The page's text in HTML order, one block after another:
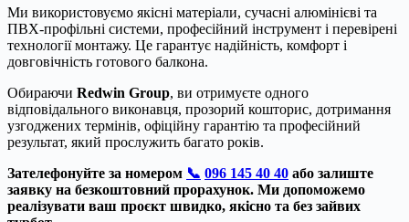
Ми використовуємо якісні матеріали, сучасні алюмінієві та
ПВХ-профільні системи, професійний інструмент і перевірені
технології монтажу. Це гарантує надійність, комфорт і
довговічність готового балкона.
Обираючи Redwin Group, ви отримуєте одного
відповідального виконавця, прозорий кошторис, дотримання
узгоджених термінів, офіційну гарантію та професійний
результат, який прослужить багато років.
Зателефонуйте за номером 📞 096 145 40 40 або залиште
заявку на безкоштовний прорахунок. Ми допоможемо
реалізувати ваш проєкт швидко, якісно та без зайвих